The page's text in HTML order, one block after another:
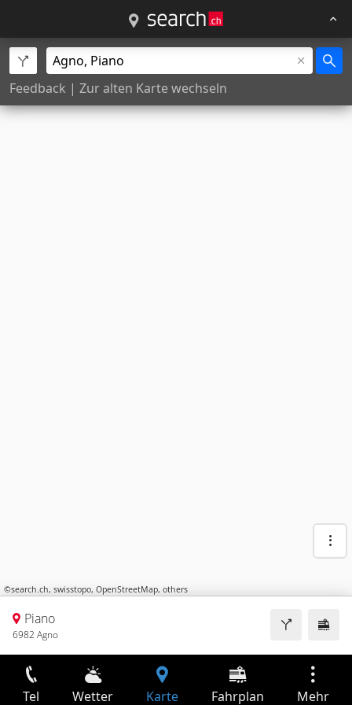
Feedback | Zur alten Karte wechseln
©search.ch, swisstopo, OpenStreetMap, others
Piano
6982 Agno
Tel Wetter Karte Fahrplan Mehr